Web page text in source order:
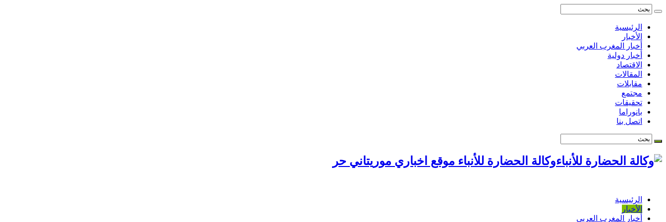
الرئيسية
الأخبار
أخبار المغرب العربي
أخبار دولية
الاقتصاد
المقالات
مقابلات
مجتمع
تحقيقات
بانوراما
اتصل بنا
وكالة الحضارة للأنباء موقع اخباري موريتاني حر
الرئيسية
الأخبار
أخبار المغرب العربي